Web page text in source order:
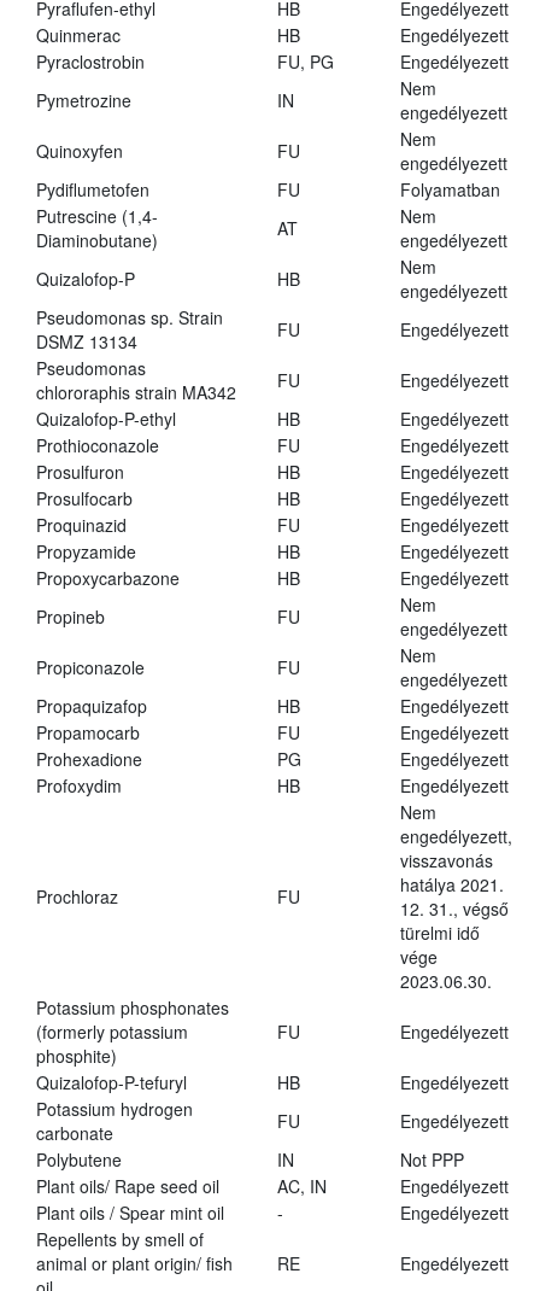
Pyraflufen-ethyl
HB
Engedélyezett
Quinmerac
HB
Engedélyezett
Pyraclostrobin
FU, PG
Engedélyezett
Pymetrozine
IN
Nem
engedélyezett
Quinoxyfen
FU
Nem
engedélyezett
Pydiflumetofen
FU
Folyamatban
Putrescine (1,4-
Diaminobutane)
AT
Nem
engedélyezett
Quizalofop-P
HB
Nem
engedélyezett
Pseudomonas sp. Strain
DSMZ 13134
FU
Engedélyezett
Pseudomonas
chlororaphis strain MA342
FU
Engedélyezett
Quizalofop-P-ethyl
HB
Engedélyezett
Prothioconazole
FU
Engedélyezett
Prosulfuron
HB
Engedélyezett
Prosulfocarb
HB
Engedélyezett
Proquinazid
FU
Engedélyezett
Propyzamide
HB
Engedélyezett
Propoxycarbazone
HB
Engedélyezett
Propineb
FU
Nem
engedélyezett
Propiconazole
FU
Nem
engedélyezett
Propaquizafop
HB
Engedélyezett
Propamocarb
FU
Engedélyezett
Prohexadione
PG
Engedélyezett
Profoxydim
HB Engedélyezett
Prochloraz FU
Nem
engedélyezett,
visszavonás
hatálya 2021.
12. 31., végső
türelmi idő
vége
2023.06.30.
Potassium phosphonates
(formerly potassium
phosphite)
FU Engedélyezett
Quizalofop-P-tefuryl HB
Engedélyezett
Potassium hydrogen
carbonate
FU
Engedélyezett
Polybutene
IN
Not PPP
Plant oils/ Rape seed oil
AC, IN
Engedélyezett
Plant oils / Spear mint oil
-
Engedélyezett
Repellents by smell of
animal or plant origin/ fish
RE Engedélyezett